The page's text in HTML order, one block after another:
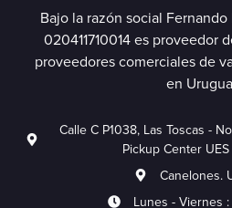
Bajo la razón social
020411710014 es proveedor
proveedores comerciales de
en
Calle C P1038, Las Toscas -
Pickup Center
Canelones.
Lunes - Viernes